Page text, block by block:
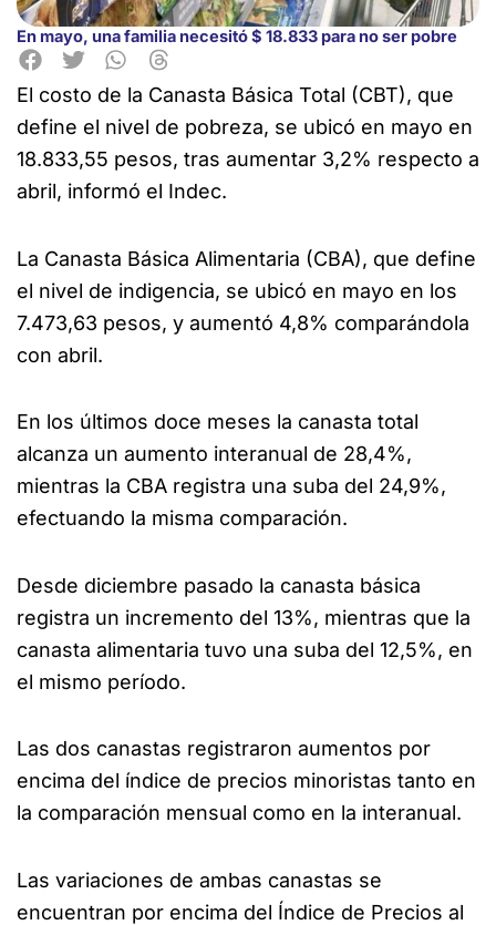
En mayo, una familia necesitó $ 18.833 para no ser pobre
El costo de la Canasta Básica Total (CBT), que
define el nivel de pobreza, se ubicó en mayo en
18.833,55 pesos, tras aumentar 3,2% respecto a
abril, informó el Indec.
La Canasta Básica Alimentaria (CBA), que define
el nivel de indigencia, se ubicó en mayo en los
7.473,63 pesos, y aumentó 4,8% comparándola
con abril.
En los últimos doce meses la canasta total
alcanza un aumento interanual de 28,4%,
mientras la CBA registra una suba del 24,9%,
efectuando la misma comparación.
Desde diciembre pasado la canasta básica
registra un incremento del 13%, mientras que la
canasta alimentaria tuvo una suba del 12,5%, en
el mismo período.
Las dos canastas registraron aumentos por
encima del índice de precios minoristas tanto en
la comparación mensual como en la interanual.
Las variaciones de ambas canastas se
encuentran por encima del Índice de Precios al